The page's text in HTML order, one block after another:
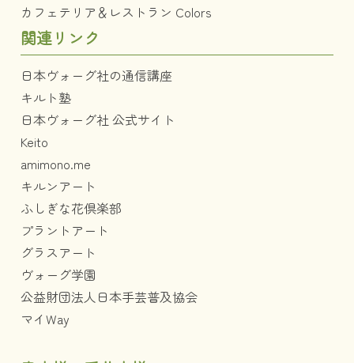
カフェテリア＆レストラン Colors
関連リンク
日本ヴォーグ社の通信講座
キルト塾
日本ヴォーグ社 公式サイト
Keito
amimono.me
キルンアート
ふしぎな花倶楽部
プラントアート
グラスアート
ヴォーグ学園
公益財団法人日本手芸普及協会
マイWay